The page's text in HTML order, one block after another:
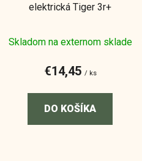
elektrická Tiger 3r+
Skladom na externom sklade
€14,45 / ks
DO KOŠÍKA